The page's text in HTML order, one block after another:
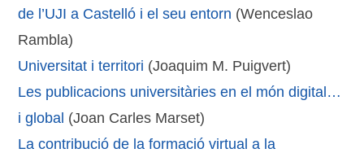
de l’UJI a Castelló i el seu entorn (Wenceslao
Rambla)
Universitat i territori (Joaquim M. Puigvert)
Les publicacions universitàries en el món digital…
i global (Joan Carles Marset)
La contribució de la formació virtual a la